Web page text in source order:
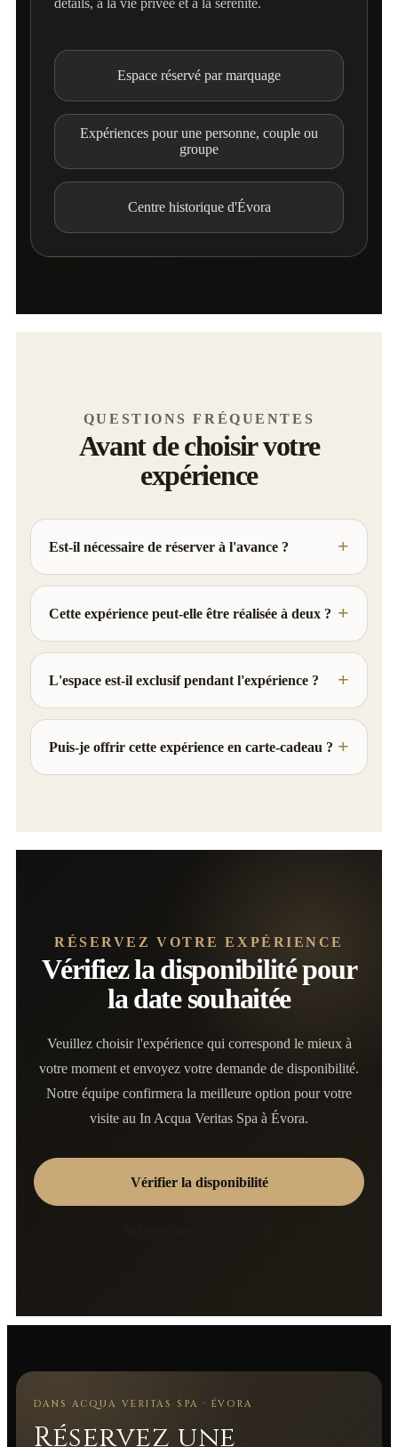
détails, à la vie privée et à la sérénité.
Espace réservé par marquage
Expériences pour une personne, couple ou
groupe
Centre historique d'Évora
QUESTIONS FRÉQUENTES
Avant de choisir votre
expérience
Est-il nécessaire de réserver à l'avance ?
Cette expérience peut-elle être réalisée à deux ?
L'espace est-il exclusif pendant l'expérience ?
Puis-je offrir cette expérience en carte-cadeau ?
RÉSERVEZ VOTRE EXPÉRIENCE
Vérifiez la disponibilité pour
la date souhaitée
Veuillez choisir l'expérience qui correspond le mieux à
votre moment et envoyez votre demande de disponibilité.
Notre équipe confirmera la meilleure option pour votre
visite au In Acqua Veritas Spa à Évora.
Vérifier la disponibilité
DANS ACQUA VERITAS SPA · ÉVORA
Réservez une